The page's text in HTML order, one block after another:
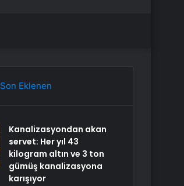
Son Eklenen
Kanalizasyondan akan
servet: Her yıl 43
kilogram altın ve 3 ton
gümüş kanalizasyona
karışıyor